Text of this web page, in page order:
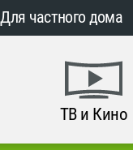
Для частного дома
ТВ и Кино